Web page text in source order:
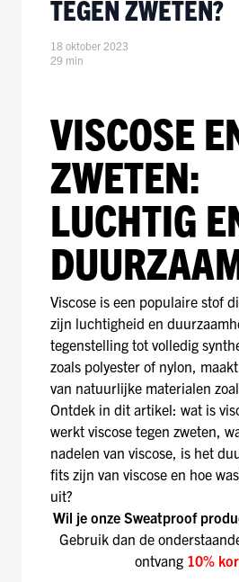
TEGEN ZWETEN?
18 oktober 2023
29 min
VISCOSE
ZWETEN:
LUCHTIG
Viscose is een populaire stof
zijn luchtigheid en
tegenstelling tot volledig
zoals polyester of nylon,
van natuurlijke materialen
Ontdek in dit artikel: wat is
werkt viscose tegen zweten,
nadelen van viscose, is het
fits zijn van viscose en hoe
uit?
Wil je onze Sweatproof
Gebruik dan de
ontvang 10%